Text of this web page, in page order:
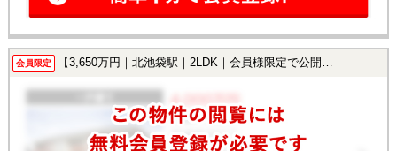
会員限定 【3,650万円｜北池袋駅｜2LDK｜会員様限定で公開中！】